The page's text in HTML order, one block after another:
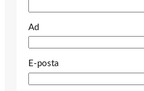
Ad
E-posta